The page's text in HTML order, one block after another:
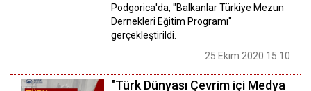
Podgorica'da, "Balkanlar Türkiye Mezun
Dernekleri Eğitim Programı"
gerçekleştirildi.
25 Ekim 2020 15:10
"Türk Dünyası Çevrim içi Medya